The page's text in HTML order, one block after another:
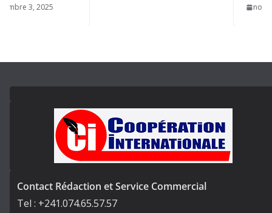
novembre 26,
Contact Rédaction et Service Commercial
Tel : +241.074.65.57.57